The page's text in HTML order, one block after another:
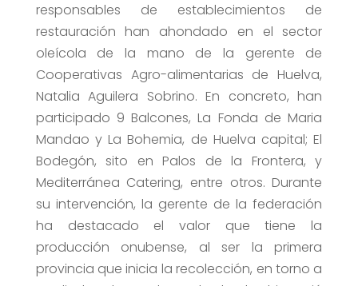
responsables de establecimientos de
restauración han ahondado en el sector
oleícola de la mano de la gerente de
Cooperativas Agro-alimentarias de Huelva,
Natalia Aguilera Sobrino. En concreto, han
participado 9 Balcones, La Fonda de Maria
Mandao y La Bohemia, de Huelva capital; El
Bodegón, sito en Palos de la Frontera, y
Mediterránea Catering, entre otros. Durante
su intervención, la gerente de la federación
ha destacado el valor que tiene la
producción onubense, al ser la primera
provincia que inicia la recolección, en torno a